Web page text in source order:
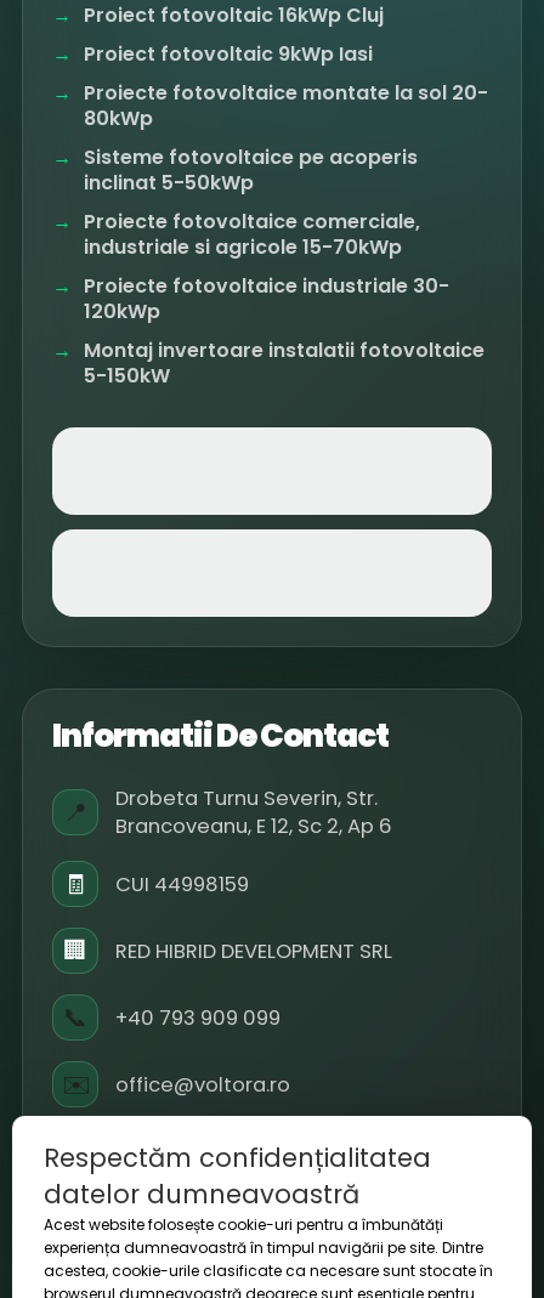
Proiect fotovoltaic 16kWp Cluj
Proiect fotovoltaic 9kWp Iasi
Proiecte fotovoltaice montate la sol 20-
80kWp
Sisteme fotovoltaice pe acoperis
inclinat 5-50kWp
Proiecte fotovoltaice comerciale,
industriale si agricole 15-70kWp
Proiecte fotovoltaice industriale 30-
120kWp
Montaj invertoare instalatii fotovoltaice
5-150kW
Informatii De Contact
📍
Drobeta Turnu Severin, Str.
Brancoveanu, E 12, Sc 2, Ap 6
🧾 CUI 44998159
🏢 RED HIBRID DEVELOPMENT SRL
📞 +40 793 909 099
✉️ office@voltora.ro
⏱ L-V 09-18 / S 10-14
© 2026 Voltora. Toate drepturile rezervate.
Respectăm confidențialitatea
datelor dumneavoastră
Acest website folosește cookie-uri pentru a îmbunătăți
experiența dumneavoastră în timpul navigării pe site. Dintre
acestea, cookie-urile clasificate ca necesare sunt stocate în
browserul dumneavoastră deoarece sunt esențiale pentru